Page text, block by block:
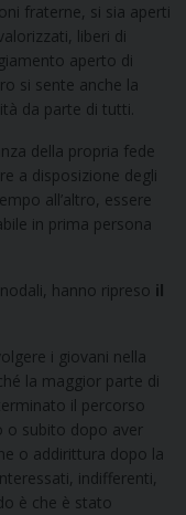
fraterne, si sia aperti
liberi di
aperto di
si sente anche la
da parte di tutti.
della propria fede
a disposizione degli
all’altro, essere
in prima persona
hanno ripreso il
i giovani nella
la maggior parte di
il percorso
o subito dopo aver
o addirittura dopo la
indifferenti,
è che è stato